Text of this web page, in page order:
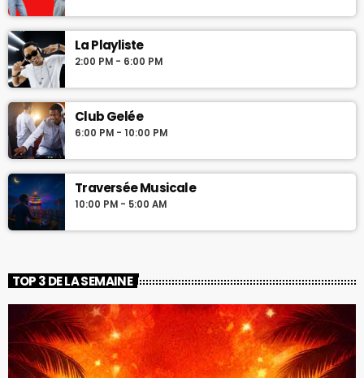
La Playliste
2:00 PM - 6:00 PM
Club Gelée
6:00 PM - 10:00 PM
Traversée Musicale
10:00 PM - 5:00 AM
TOP 3 DE LA SEMAINE